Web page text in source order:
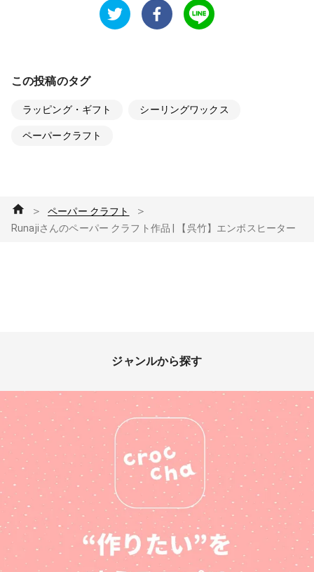
この投稿のタグ
ラッピング・ギフト シーリングワックス
ペーパークラフト
＞ ペーパー クラフト ＞
Runajiさんのペーパー クラフト作品 | 【呉竹】エンボスヒーター
ジャンルから探す